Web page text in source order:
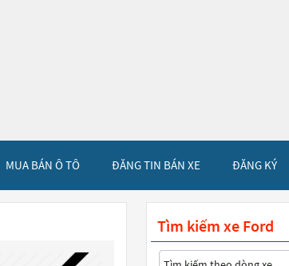
MUA BÁN Ô TÔ ĐĂNG TIN BÁN XE ĐĂNG KÝ
Tìm kiếm xe Ford